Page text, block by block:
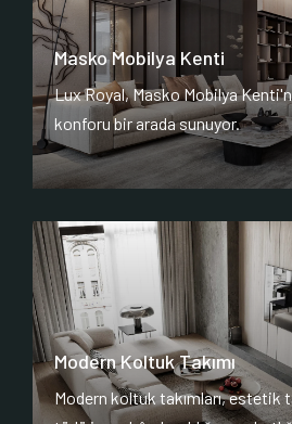
Masko Mobilya Kenti
Lux Royal, Masko Mobilya
konforu bir arada sunuyor.
Modern Koltuk Takımı
Modern koltuk takımları, estetik